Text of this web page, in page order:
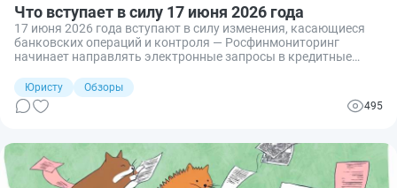
Что вступает в силу 17 июня 2026 года
17 июня 2026 года вступают в силу изменения, касающиеся
банковских операций и контроля — Росфинмониторинг
начинает направлять электронные запросы в кредитные
чрезвычайных ситуаций с учётом потерь
сельскохозяйственных производителей.
Юристу
Обзоры
495